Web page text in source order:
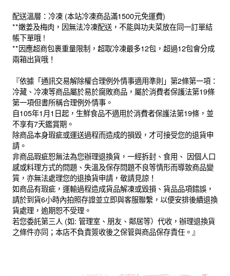
配送溫層：冷凍 (本站冷凍商品滿1500元免運費)
**嫩姜及梅肉，因無法冷凍配送，不能與功夫菜放在同一訂單結
帳下單哦 !
**因應超商包裹重量限制，超取冷凍最多12包，超過12包會分成
兩箱出貨哦！
『依據「通訊交易解除權合理例外情事適用準則」第2條第一項：
冷藏、冷凍等商品屬於易於腐敗商品，屬於消費者保護法第19條
第一項但書所稱合理例外情事。
自105年1月1日起，生鮮食品不適用於消費者保護法第19條，並
不享有7天鑑賞期。
除商品本身瑕疵或運送過程而造成的損毀，才可接受您的退貨申
請。
非商品瑕疵恕無法為您辦理退換貨，一經拆封、食用、 因個人口
感或料理方式的問題、失溫及保存問題不良等情形而導致商品變
質，亦無法處理您的退換貨申請，敬請見諒！
如商品有瑕疵，運輸過程造成貨品解凍或毀損、貨品品項錯誤，
請於到貨6小時內拍照存證並立即與客服聯繫，以便安排後續退換
貨處理，逾期恕不受理。
若您委託第三人 (如: 管理室、朋友、鄰居等）代收，辦理退換貨
之條件亦同；本店不負責簽收後之保管與商品保存責任。』